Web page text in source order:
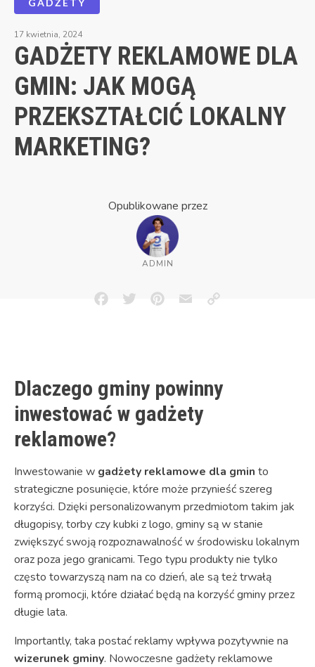
17 kwietnia, 2024
GADŻETY REKLAMOWE DLA
GMIN: JAK MOGĄ
PRZEKSZTAŁCIĆ LOKALNY
MARKETING?
Opublikowane przez
ADMIN
FacebookTwitterPinterestEmailCopy
Dlaczego gminy powinny
inwestować w gadżety
reklamowe?
Inwestowanie w gadżety reklamowe dla gmin to
strategiczne posunięcie, które może przynieść szereg
korzyści. Dzięki personalizowanym przedmiotom takim jak
długopisy, torby czy kubki z logo, gminy są w stanie
zwiększyć swoją rozpoznawalność w środowisku lokalnym
oraz poza jego granicami. Tego typu produkty nie tylko
często towarzyszą nam na co dzień, ale są też trwałą
formą promocji, które działać będą na korzyść gminy przez
długie lata.
Importantly, taka postać reklamy wpływa pozytywnie na
wizerunek gminy. Nowoczesne gadżety reklamowe